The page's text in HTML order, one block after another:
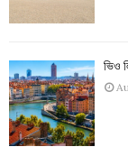
ভিও